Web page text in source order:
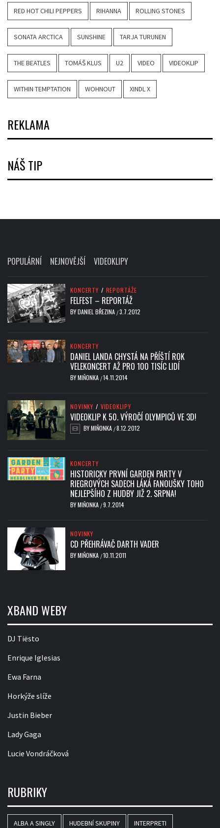
RED HOT CHILI PEPPERS RIHANNA ROLLING STONES
SONATA ARCTICA SUNSHINE TARJA TURUNEN
THE BEATLES TOMÁŠ KLUS U2 VIDEO VIDEOKLIP
WITHIN TEMPTATION WOHNOUT XINDL X
REKLAMA
NÁŠ TIP
POPULÁRNÍ NEJNOVĚJŠÍ VIDEOKLIPY
KONCERTY / REPORTÁŽE
FELFEST – REPORTÁŽ
BYDANIEL BŘEZINA /3.7.2012
KONCERTY
DANIEL LANDA CHYSTÁ NA PŘÍŠTÍ ROK
VELEKONCERT AŽ PRO 100 TISÍC LIDÍ
BYMIŇONKA /14.11.2014
NOVINKY / VIDEOKLIPY
VIDEOKLIP K 50. VÝROČÍ OLYMPICŮ VE 3D!
BYMIŇONKA /8.12.2012
KONCERTY
HISTORICKY PRVNÍ GARDEN PARTY V
RIEGROVÝCH SADECH LÁKÁ FANOUŠKY TOHO
NEJLEPŠÍHO Z HUDBY JIŽ 2. SRPNA!
BYMIŇONKA /9.7.2014
NOVINKY
CD PŘEHRÁVAČ DARTH VADER
BYMIŇONKA /10.11.2011
XBAND WEBY
DJ Tiësto
Enrique Iglesias
Ewa Farna
Horkýže slíže
Justin Bieber
Lady Gaga
Lucie Vondráčková
RUBRIKY
ALBA A SINGLY HUDEBNÍ SKUPINY INTERPRETI